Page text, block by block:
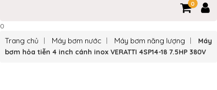
0
0
Trang chủ Máy bơm nước Máy bơm năng lượng
Máy
bơm hỏa tiễn 4 inch cánh inox VERATTI 4SP14-18 7.5HP 380V